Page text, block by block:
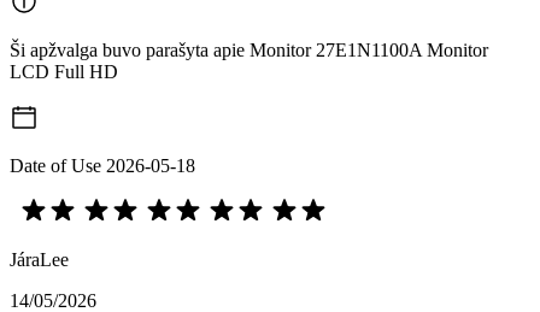
Ši apžvalga buvo parašyta apie Monitor 27E1N1100A Monitor
LCD Full HD
Date of Use 2026-05-18
JáraLee
14/05/2026